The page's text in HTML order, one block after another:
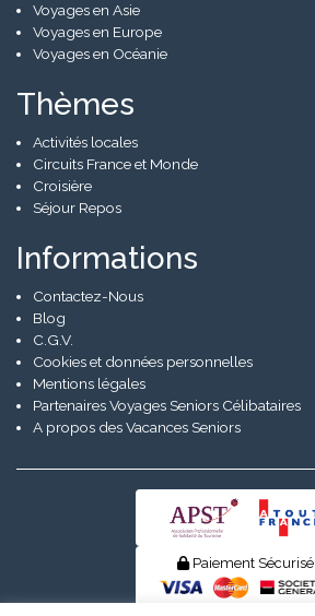
Voyages en Asie
Voyages en Europe
Voyages en Océanie
Thèmes
Activités locales
Circuits France et Monde
Croisière
Séjour Repos
Informations
Contactez-Nous
Blog
C.G.V.
Cookies et données personnelles
Mentions légales
Partenaires Voyages Seniors Célibataires
A propos des Vacances Seniors
Paiement Sécurisé